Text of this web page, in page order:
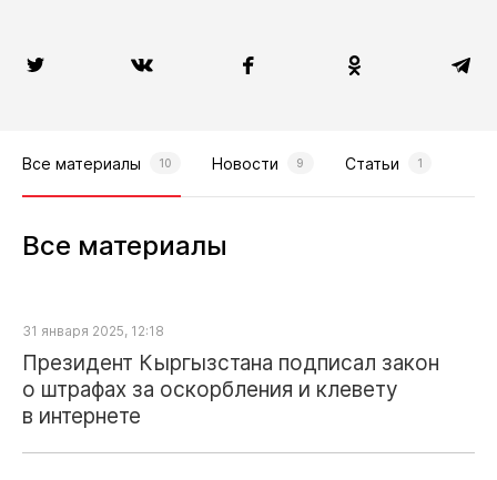
Все материалы 10 Новости 9 Статьи 1
Все материалы
31 января 2025, 12:18
Президент Кыргызстана подписал закон
о штрафах за оскорбления и клевету
в интернете